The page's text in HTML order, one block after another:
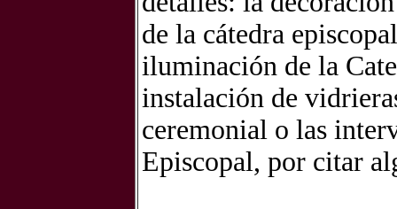
de la cátedra
iluminación de la
instalación de
ceremonial o las
Episcopal, por citar